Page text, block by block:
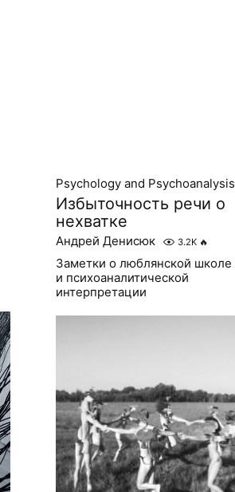
Psychology and Psychoanalysis
Избыточность речи о
нехватке
Андрей Денисюк 3.2K 🔥
Заметки о люблянской школе
и психоаналитической
интерпретации